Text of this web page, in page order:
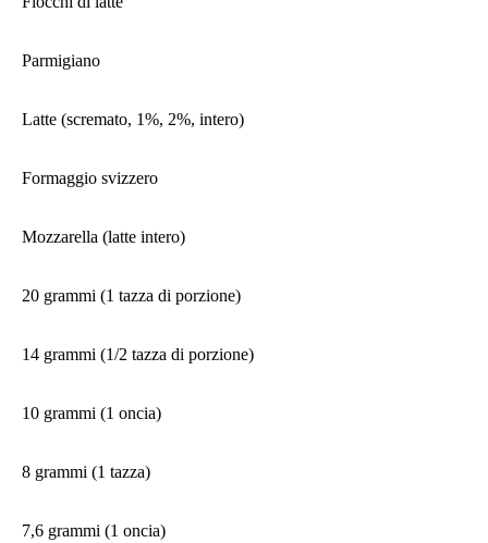
Parmigiano
Latte (scremato, 1%, 2%, intero)
Formaggio svizzero
Mozzarella (latte intero)
20 grammi (1 tazza di porzione)
14 grammi (1/2 tazza di porzione)
10 grammi (1 oncia)
8 grammi (1 tazza)
7,6 grammi (1 oncia)